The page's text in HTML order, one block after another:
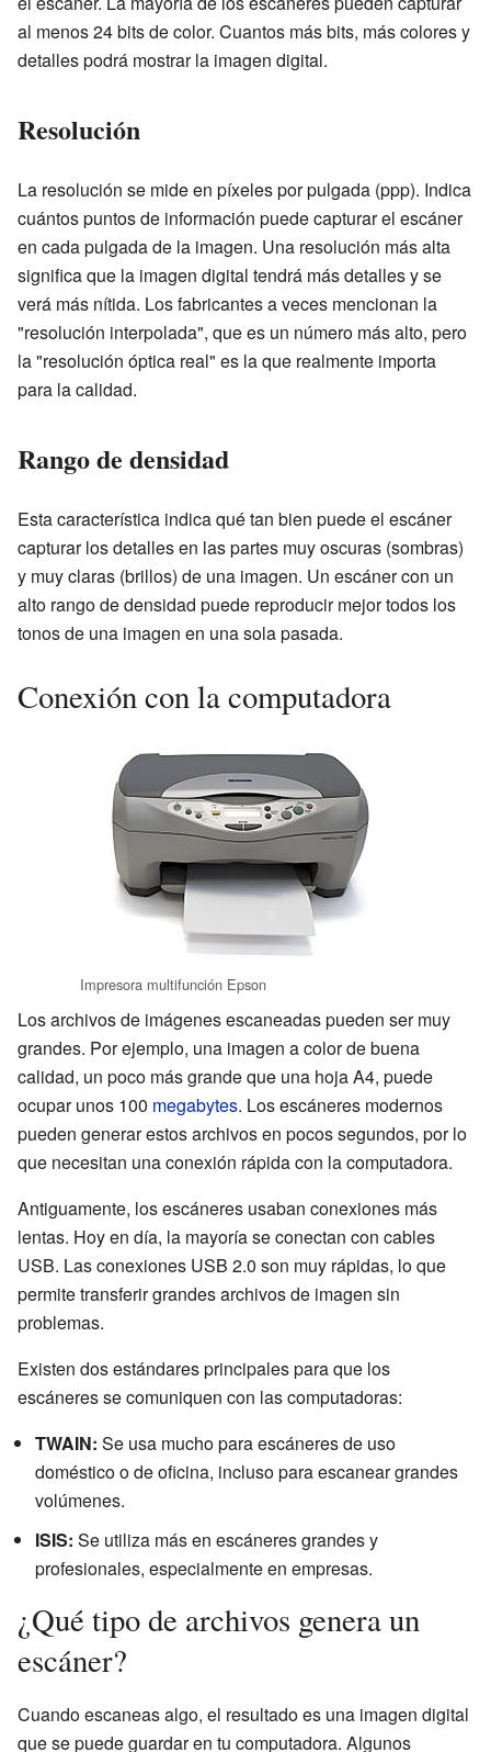
al menos 24 bits de color. Cuantos más bits, más colores y
detalles podrá mostrar la imagen digital.
Resolución
La resolución se mide en píxeles por pulgada (ppp). Indica
cuántos puntos de información puede capturar el escáner
en cada pulgada de la imagen. Una resolución más alta
significa que la imagen digital tendrá más detalles y se
verá más nítida. Los fabricantes a veces mencionan la
"resolución interpolada", que es un número más alto, pero
la "resolución óptica real" es la que realmente importa
para la calidad.
Rango de densidad
Esta característica indica qué tan bien puede el escáner
capturar los detalles en las partes muy oscuras (sombras)
y muy claras (brillos) de una imagen. Un escáner con un
alto rango de densidad puede reproducir mejor todos los
tonos de una imagen en una sola pasada.
Conexión con la computadora
Impresora multifunción Epson
Los archivos de imágenes escaneadas pueden ser muy
grandes. Por ejemplo, una imagen a color de buena
calidad, un poco más grande que una hoja A4, puede
ocupar unos 100 megabytes. Los escáneres modernos
pueden generar estos archivos en pocos segundos, por lo
que necesitan una conexión rápida con la computadora.
Antiguamente, los escáneres usaban conexiones más
lentas. Hoy en día, la mayoría se conectan con cables
USB. Las conexiones USB 2.0 son muy rápidas, lo que
permite transferir grandes archivos de imagen sin
problemas.
Existen dos estándares principales para que los
escáneres se comuniquen con las computadoras:
TWAIN: Se usa mucho para escáneres de uso
doméstico o de oficina, incluso para escanear grandes
volúmenes.
ISIS: Se utiliza más en escáneres grandes y
profesionales, especialmente en empresas.
¿Qué tipo de archivos genera un
escáner?
Cuando escaneas algo, el resultado es una imagen digital
que se puede guardar en tu computadora. Algunos